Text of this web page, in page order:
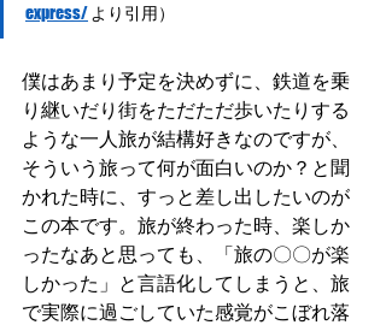
express/ より引用）
僕はあまり予定を決めずに、鉄道を乗
り継いだり街をただただ歩いたりする
ような一人旅が結構好きなのですが、
そういう旅って何が面白いのか？と聞
かれた時に、すっと差し出したいのが
この本です。旅が終わった時、楽しか
ったなあと思っても、「旅の〇〇が楽
しかった」と言語化してしまうと、旅
で実際に過ごしていた感覚がこぼれ落